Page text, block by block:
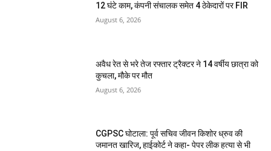
12 घंटे काम, कंपनी संचालक समेत 4 ठेकेदारों पर FIR
August 6, 2026
अवैध रेत से भरे तेज रफ्तार ट्रैक्टर ने 14 वर्षीय छात्रा को
कुचला, मौके पर मौत
August 6, 2026
CGPSC घोटाला: पूर्व सचिव जीवन किशोर ध्रुव की
जमानत खारिज, हाईकोर्ट ने कहा- पेपर लीक हत्या से भी